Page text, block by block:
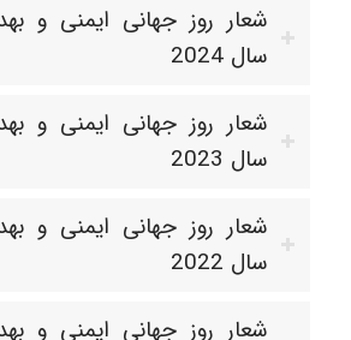
شعار روز جهانی ایمنی و
سال 2024
شعار روز جهانی ایمنی و
سال 2023
شعار روز جهانی ایمنی و
سال 2022
شعار روز جهانی ایمنی و